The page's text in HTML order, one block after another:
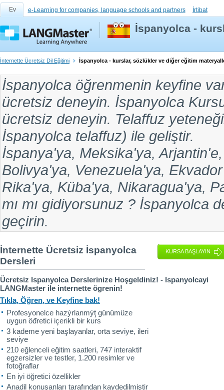
Ev e-Learning for companies, language schools and partners İrtibat
İspanyolca -
İnternette Ücretsiz Dil Eğitimi İspanyolca - kurslar, sözlükler ve diğer eğitim
İspanyolca öğrenmenin keyfine
ücretsiz deneyin. İspanyolca
ücretsiz deneyin. Telaffuz
İspanyolca telaffuz) ile geliştir.
İspanya'ya, Meksika'ya,
Bolivya'ya, Venezuela'ya,
Rika'ya, Küba'ya, Nikaragua'ya,
mı mı gidiyorsunuz ? İspanyolca
geçirin.
İnternette Ücretsiz İspanyolca
Dersleri
KURSA BAŞLAYIN
Ücretsiz Ispanyolca Derslerinize Hoşgeldiniz! - Ispanyolcayi
LANGMaster ile internette ögrenin!
Tıkla, Öğren, ve Keyfine bak!
Profesyonelce hazýrlanmýţ günümüze
uygun öđretici içerikli bir kurs
3 kademe yeni başlayanlar, orta seviye, ileri
seviye
210 eğlenceli eğitim saatleri, 747 interaktif
egzersizler ve testler, 1.200 resimler ve
fotoğraflar
En iyi öğretici özellikler
Anadil konuşanları tarafından kaydedilmiştir